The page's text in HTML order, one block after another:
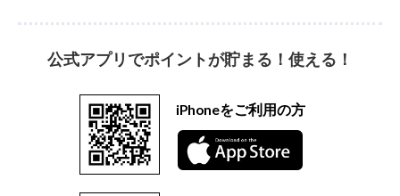
公式アプリでポイントが貯まる！使える！
iPhoneをご利用の方